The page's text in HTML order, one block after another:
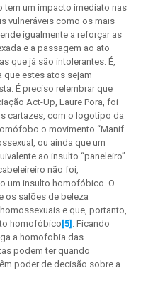
tem um impacto imediato nas
vulneráveis como os mais
igualmente a reforçar as
e a passagem ao ato
que já são intolerantes. É,
que estes atos sejam
É preciso relembrar que
Act-Up, Laure Pora, foi
cartazes, com o logotipo da
o movimento “Manif
ou ainda que um
ao insulto “paneleiro”
não foi,
um insulto homofóbico. O
os salões de beleza
e que, portanto,
homofóbico [5] . Ficando
a homofobia das
podem ter quando
poder de decisão sobre a